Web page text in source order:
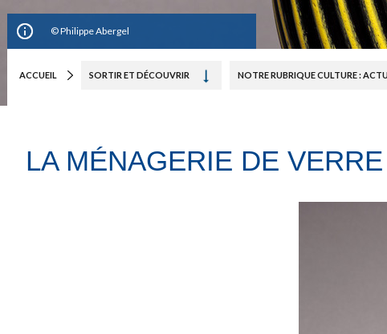
Philippe Abergel
ACCUEIL SORTIR ET DÉCOUVRIR NOTRE RUBRIQUE CULTURE :
LA MÉNAGERIE DE VERRE